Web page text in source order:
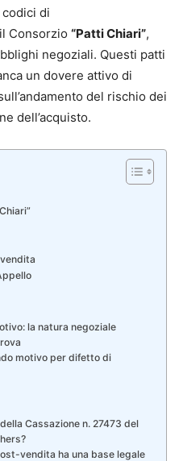
di
Consorzio “Patti Chiari”,
negoziali. Questi patti
un dovere attivo di
del rischio dei
dell’acquisto.
la natura negoziale
motivo per difetto di
Cassazione n. 27473 del
vendita ha una base legale